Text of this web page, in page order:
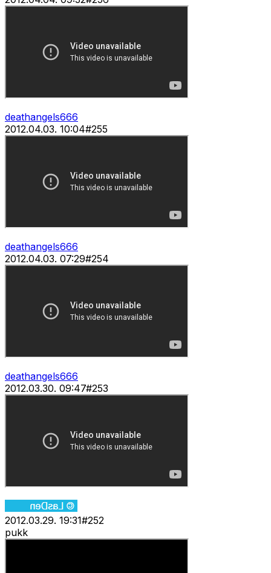
deathangels666
2012.04.03. 10:04#255
deathangels666
2012.04.03. 07:29#254
deathangels666
2012.03.30. 09:47#253
2012.03.29. 19:31#252
pukk